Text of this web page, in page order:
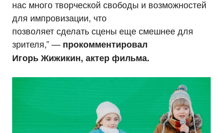
нас много творческой свободы и возможностей
для импровизации, что
позволяет сделать сцены еще смешнее для
зрителя,” — прокомментировал
Игорь Жижикин, актер фильма.